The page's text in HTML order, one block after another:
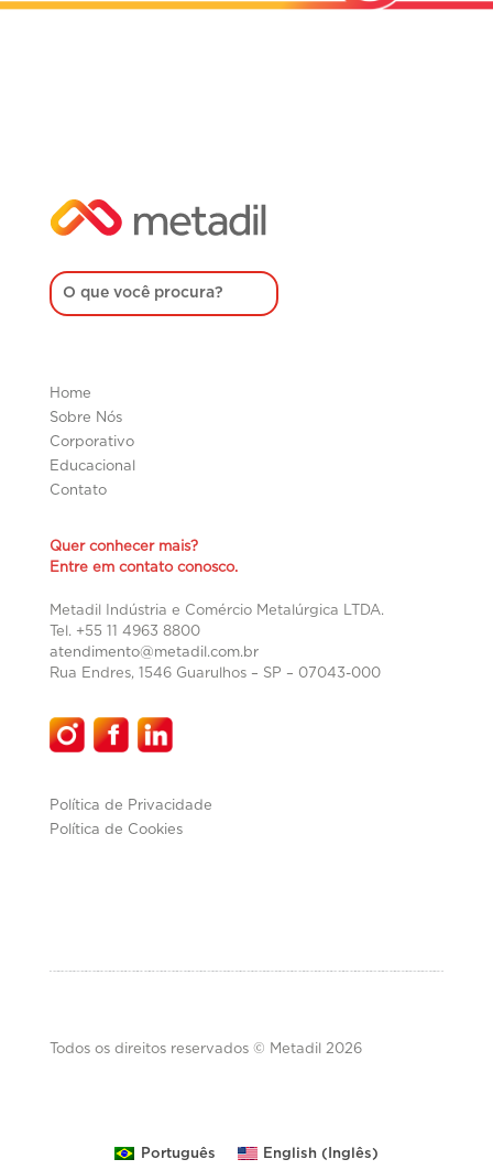
Home
Sobre Nós
Corporativo
Educacional
Contato
Quer conhecer mais?
Entre em contato conosco.
Metadil Indústria e Comércio Metalúrgica LTDA.
Tel. +55 11 4963 8800
atendimento@metadil.com.br
Rua Endres, 1546 Guarulhos – SP – 07043-000
Política de Privacidade
Política de Cookies
Todos os direitos reservados © Metadil 2026
Português English( Inglês)